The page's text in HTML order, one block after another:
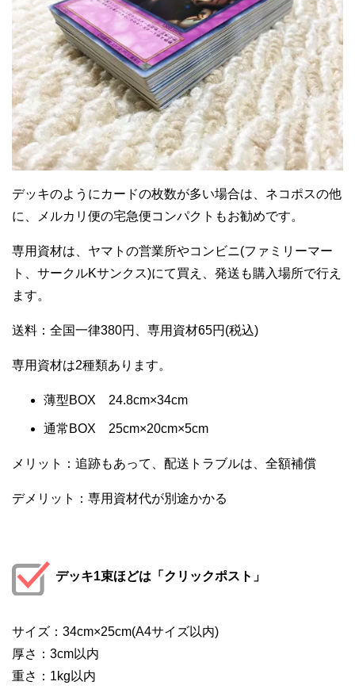
デッキのようにカードの枚数が多い場合は、ネコポスの他
に、メルカリ便の宅急便コンパクトもお勧めです。
専用資材は、ヤマトの営業所やコンビニ(ファミリーマー
ト、サークルKサンクス)にて買え、発送も購入場所で行え
ます。
送料：全国一律380円、専用資材65円(税込)
専用資材は2種類あります。
薄型BOX 24.8cm×34cm
通常BOX 25cm×20cm×5cm
メリット：追跡もあって、配送トラブルは、全額補償
デメリット：専用資材代が別途かかる
デッキ1束ほどは「クリックポスト」
サイズ：34cm×25cm(A4サイズ以内)
厚さ：3cm以内
重さ：1kg以内